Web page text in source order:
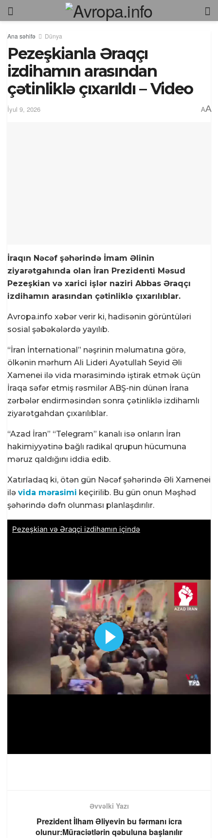
Ana səhifə Dünya
Pezeşkianla Əraqçı
izdihamın arasından
çətinliklə çıxarıldı – Video
İyul 9, 2026 AA
İraqın Nəcəf şəhərində İmam Əlinin
ziyarətgahında olan İran Prezidenti Məsud
Pezeşkian və xarici işlər naziri Abbas Əraqçı
izdihamın arasından çətinliklə çıxarılıblar.
Avropa.info xəbər verir ki, hadisənin görüntüləri
sosial şəbəkələrdə yayılıb.
“İran İnternational” nəşrinin məlumatına görə,
ölkənin mərhum Ali Lideri Ayətullah Seyid Əli
Xamenei ilə vida mərasimində iştirak etmək üçün
İraqa səfər etmiş rəsmilər ABŞ-nin dünən İrana
zərbələr endirməsindən sonra çətinliklə izdihamlı
ziyarətgahdan çıxarılıblar.
“Azad İran” “Telegram” kanalı isə onların İran
hakimiyyətinə bağlı radikal qrupun hücumuna
məruz qaldığını iddia edib.
Xatırladaq ki, ötən gün Nəcəf şəhərində Əli Xamenei
ilə vida mərasimi keçirilib. Bu gün onun Məşhəd
şəhərində dəfn olunması planlaşdırılır.
Əvvəlki Yazı
Prezident İlham Əliyevin bu fərmanı icra
olunur:Müraciətlərin qəbuluna başlanılır